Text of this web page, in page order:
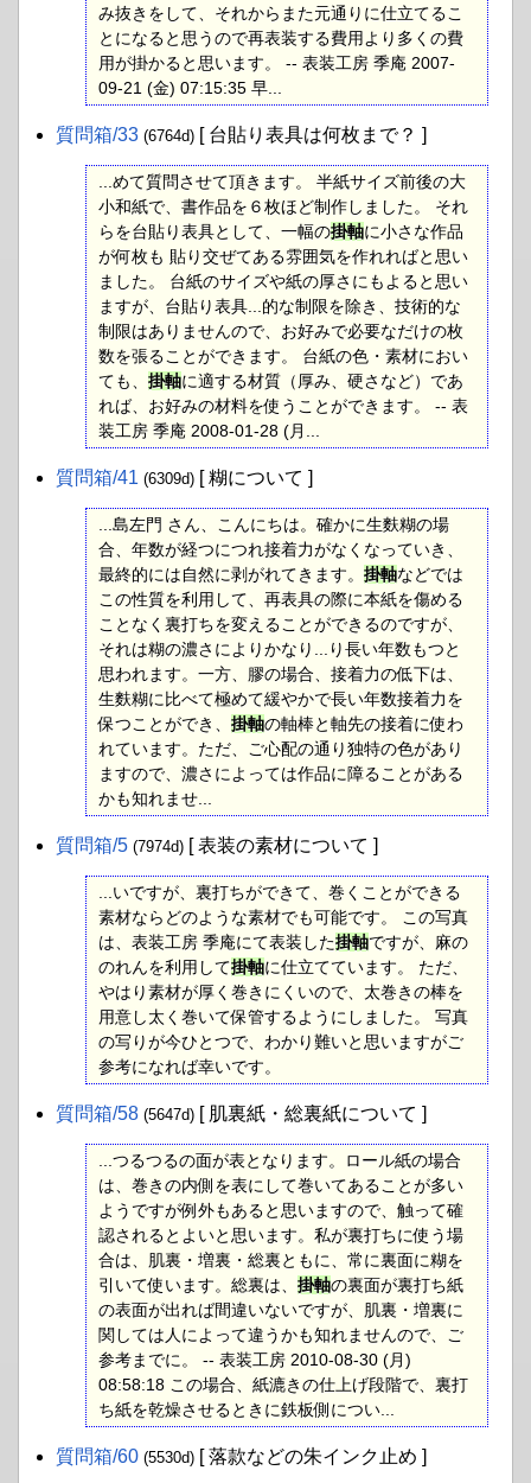
み抜きをして、それからまた元通りに仕立てるこ
とになると思うので再表装する費用より多くの費
用が掛かると思います。 -- 表装工房 季庵 2007-
09-21 (金) 07:15:35 早...
質問箱​/33 (6764d) [ 台貼り表具は何枚まで？ ]
...めて質問させて頂きます。 半紙サイズ前後の大
小和紙で、書作品を６枚ほど制作しました。 それ
らを台貼り表具として、一幅の掛軸に小さな作品
が何枚も 貼り交ぜてある雰囲気を作れればと思い
ました。 台紙のサイズや紙の厚さにもよると思い
ますが、台貼り表具...的な制限を除き、技術的な
制限はありませんので、お好みで必要なだけの枚
数を張ることができます。 台紙の色・素材におい
ても、 掛軸に適する材質（厚み、硬さなど）であ
れば、お好みの材料を使うことができます。 -- 表
装工房 季庵 2008-01-28 (月...
質問箱​/41 (6309d) [ 糊について ]
...島左門 さん、こんにちは。確かに生麩糊の場
合、年数が経つにつれ接着力がなくなっていき、
最終的には自然に剥がれてきます。 掛軸などでは
この性質を利用して、再表具の際に本紙を傷める
ことなく裏打ちを変えることができるのですが、
それは糊の濃さによりかなり...り長い年数もつと
思われます。一方、膠の場合、接着力の低下は、
生麩糊に比べて極めて緩やかで長い年数接着力を
保つことができ、 掛軸の軸棒と軸先の接着に使わ
れています。ただ、ご心配の通り独特の色があり
ますので、濃さによっては作品に障ることがある
かも知れませ...
質問箱​/5 (7974d) [ 表装の素材について ]
...いですが、裏打ちができて、巻くことができる
素材ならどのような素材でも可能です。 この写真
は、表装工房 季庵にて表装した掛軸ですが、麻の
のれんを利用して掛軸に仕立てています。 ただ、
やはり素材が厚く巻きにくいので、太巻きの棒を
用意し太く巻いて保管するようにしました。 写真
の写りが今ひとつで、わかり難いと思いますがご
参考になれば幸いです。
質問箱​/58 (5647d) [ 肌裏紙・総裏紙について ]
...つるつるの面が表となります。ロール紙の場合
は、巻きの内側を表にして巻いてあることが多い
ようですが例外もあると思いますので、触って確
認されるとよいと思います。私が裏打ちに使う場
合は、肌裏・増裏・総裏ともに、常に裏面に糊を
引いて使います。総裏は、 掛軸の裏面が裏打ち紙
の表面が出れば間違いないですが、肌裏・増裏に
関しては人によって違うかも知れませんので、ご
参考までに。 -- 表装工房 2010-08-30 (月)
08:58:18 この場合、紙漉きの仕上げ段階で、裏打
ち紙を乾燥させるときに鉄板側につい...
質問箱​/60 (5530d) [ 落款などの朱インク止め ]